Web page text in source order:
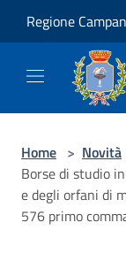
Regione
Home > Novità
Borse di studio
e degli orfani di
576 primo